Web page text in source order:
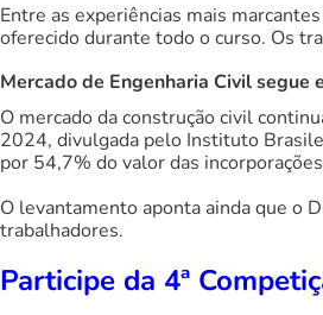
Entre as experiências mais
oferecido durante todo o curso. Os
Mercado de Engenharia Civil segue
O mercado da construção civil
2024, divulgada pelo Instituto
por 54,7% do valor das
O levantamento aponta ainda que o
trabalhadores.
Participe da 4ª